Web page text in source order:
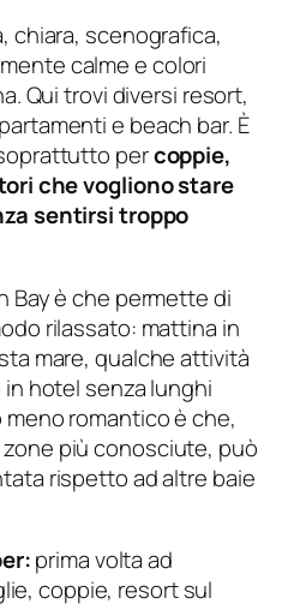
chiara, scenografica,
calme e colori
Qui trovi diversi resort,
e beach bar. È
percoppie,
che vogliono stare
sentirsi troppo
Bay è che permette di
rilassato: mattina in
mare, qualche attività
hotel senza lunghi
romantico è che,
più conosciute, può
rispetto ad altre baie
prima volta ad
coppie, resort sul